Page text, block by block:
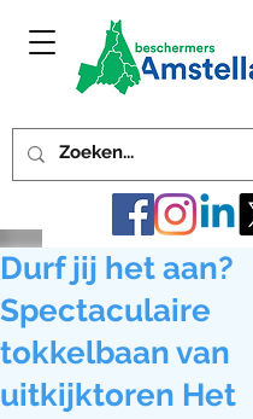
Durf jij het aan?
Spectaculaire
tokkelbaan van
uitkijktoren Het